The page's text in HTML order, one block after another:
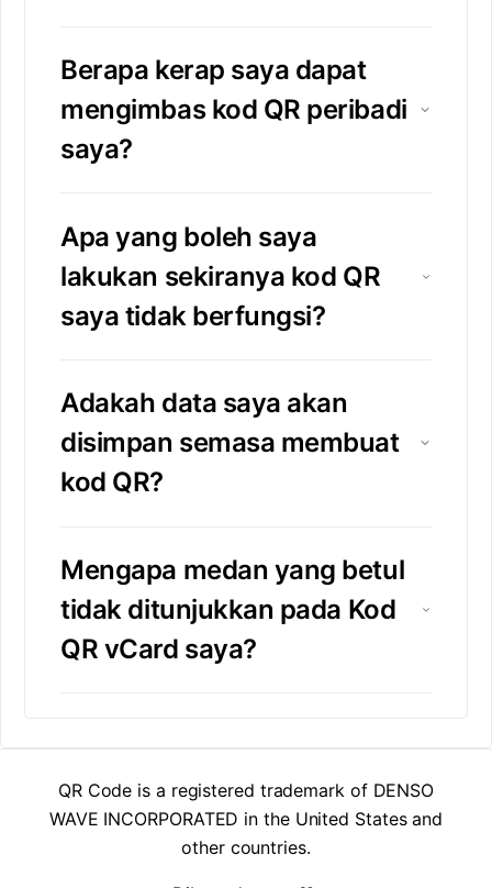
Berapa kerap saya dapat
mengimbas kod QR peribadi
saya?
Apa yang boleh saya
lakukan sekiranya kod QR
saya tidak berfungsi?
Adakah data saya akan
disimpan semasa membuat
kod QR?
Mengapa medan yang betul
tidak ditunjukkan pada Kod
QR vCard saya?
QR Code is a registered trademark of DENSO
WAVE INCORPORATED in the United States and
other countries.